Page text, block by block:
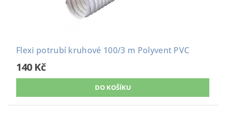
Flexi potrubí kruhové 100/3 m Polyvent PVC
140 Kč